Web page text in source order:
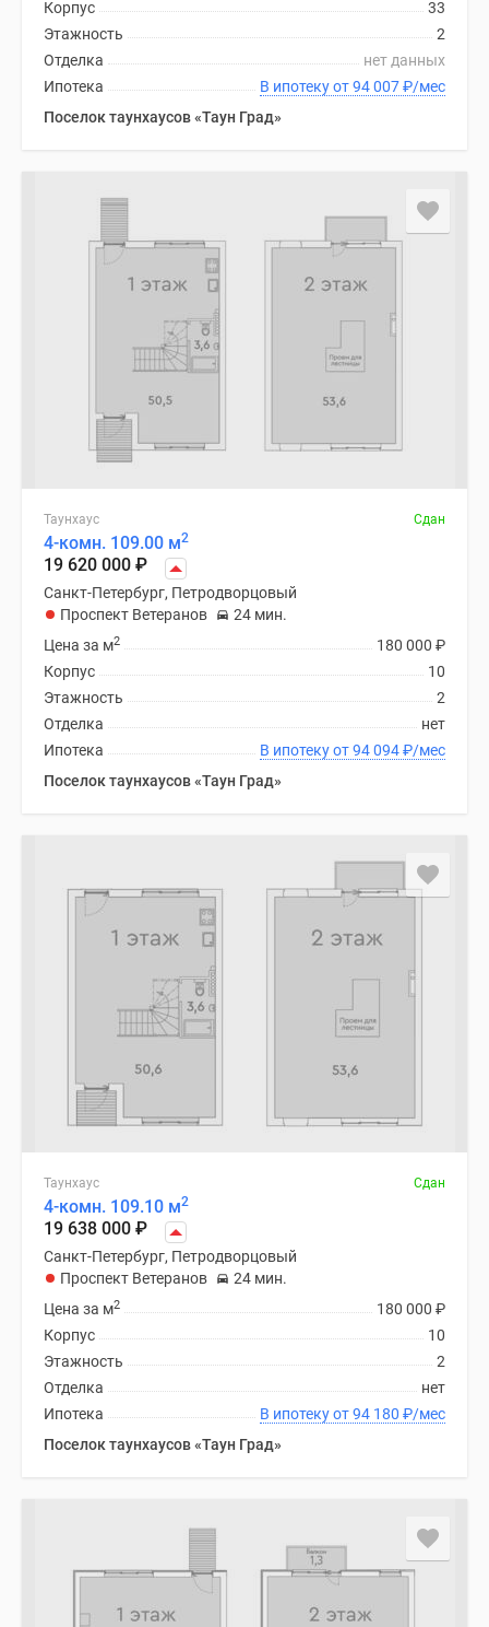
33
Корпус
2
Этажность
нет данных
Отделка
В ипотеку от 94 007₽/мес
Ипотека
Поселок таунхаусов «Таун Град»
Таунхаус Сдан
4-комн. 109.00 м2
19 620 000 ₽
Санкт-Петербург, Петродворцовый
Проспект Ветеранов
24 мин.
180 000 ₽
Цена за м2
10
Корпус
2
Этажность
нет
Отделка
В ипотеку от 94 094₽/мес
Ипотека
Поселок таунхаусов «Таун Град»
Таунхаус Сдан
4-комн. 109.10 м2
19 638 000 ₽
Санкт-Петербург, Петродворцовый
Проспект Ветеранов
24 мин.
180 000 ₽
Цена за м2
10
Корпус
2
Этажность
нет
Отделка
В ипотеку от 94 180 ₽/мес
Ипотека
Поселок таунхаусов «Таун Град»